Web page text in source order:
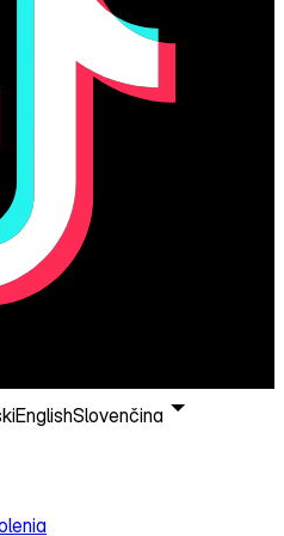
EnglishSlovenčina